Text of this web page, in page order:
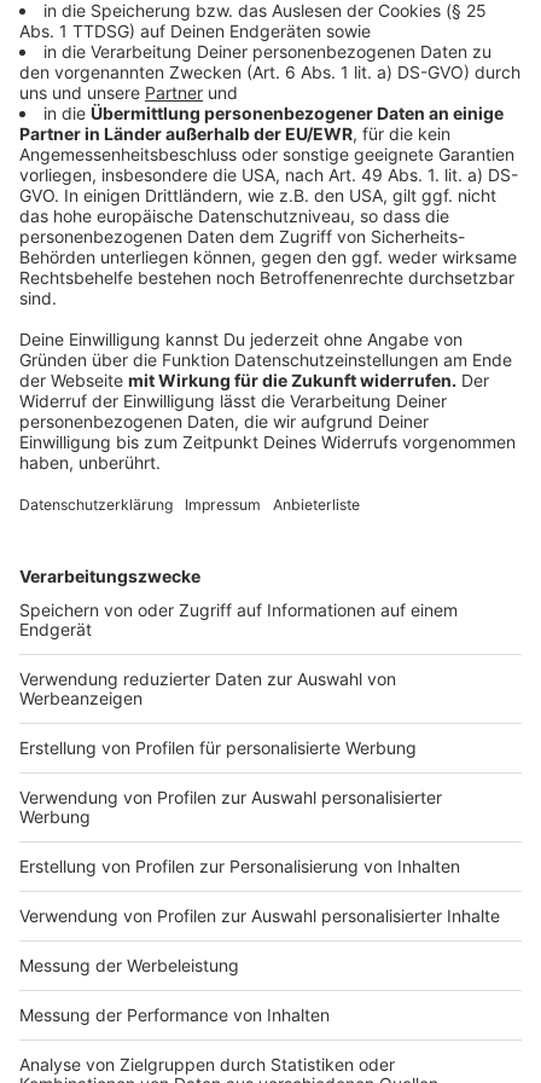
Mit der neuen Single "Sunny Baby" und dem
kommenden Album kehren The Kooks zu ihren Indie-
Wurzeln zurück. Pritchard erklärt, dass das Album eine
Mischung aus nostalgischen Klängen und modernen
Einflüssen ist. Die Single vermittelt ein Gefühl von
Sommer und Freiheit, inspiriert von persönlichen
Erlebnissen und der Geburt seines ersten Kindes. The
Kooks sind bereit, ihre Musik auf der bevorstehenden
US- und Europa-Tour zu präsentieren. Pritchard freut
sich darauf, sowohl alte als auch neue Fans zu treffen.
auch bei jüngeren Generationen Anklang findet und
sieht darin eine Bestätigung für die zeitlose Qualität
ihrer Songs.
Anzeige
Anzeige
Zustimmung, um den YouTube
Video-Service zu laden!
Wir verwenden einen Service eines
einzubetten. Dieser Service kann
Daten zu Ihren Aktivitäten
sammeln. Bitte lesen Sie die
Details durch und stimmen Sie der
Nutzung des Service zu, um dieses
Video anzusehen.
Die britische Band The Kooks ist zurück und bringt mit